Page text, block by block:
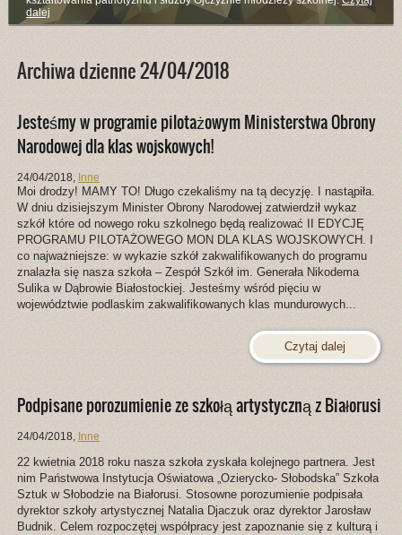
Archiwa dzienne 24/04/2018
Jesteśmy w programie pilotażowym Ministerstwa Obrony
Narodowej dla klas wojskowych!
24/04/2018, Inne
Moi drodzy! MAMY TO! Długo czekaliśmy na tą decyzję. I nastąpiła.
W dniu dzisiejszym Minister Obrony Narodowej zatwierdził wykaz
szkół które od nowego roku szkolnego będą realizować II EDYCJĘ
PROGRAMU PILOTAŻOWEGO MON DLA KLAS WOJSKOWYCH. I
co najważniejsze: w wykazie szkół zakwalifikowanych do programu
znalazła się nasza szkoła – Zespół Szkół im. Generała Nikodema
Sulika w Dąbrowie Białostockiej. Jesteśmy wśród pięciu w
województwie podlaskim zakwalifikowanych klas mundurowych...
Czytaj dalej
Podpisane porozumienie ze szkołą artystyczną z Białorusi
24/04/2018, Inne
22 kwietnia 2018 roku nasza szkoła zyskała kolejnego partnera. Jest
nim Państwowa Instytucja Oświatowa „Ozierycko- Słobodska” Szkoła
Sztuk w Słobodzie na Białorusi. Stosowne porozumienie podpisała
dyrektor szkoły artystycznej Natalia Djaczuk oraz dyrektor Jarosław
Budnik. Celem rozpoczętej współpracy jest zapoznanie się z kulturą i